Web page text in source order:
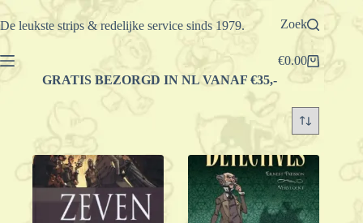
Ga
naar
De leukste strips & redelijke service sinds 1979. Zoek
Winkelwagen
€0.00
GRATIS BEZORGD IN NL VANAF €35,-